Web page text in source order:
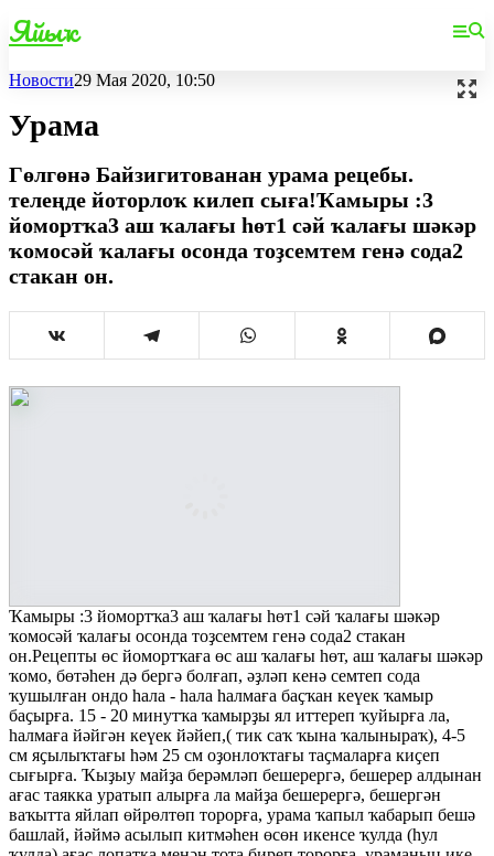
Яйыҡ
Новости29 Мая 2020, 10:50
Урама
Гөлгөнә Байзигитованан урама рецебы.
телеңде йоторлоҡ килеп сыға!Ҡамыры :3
йомортҡа3 аш ҡалағы һөт1 сәй ҡалағы шәкәр
ҡомосәй ҡалағы осонда тоҙсемтем генә сода2
стакан он.
Ҡамыры :3 йомортҡа3 аш ҡалағы һөт1 сәй ҡалағы шәкәр
ҡомосәй ҡалағы осонда тоҙсемтем генә сода2 стакан
он.Рецепты өс йомортҡаға өс аш ҡалағы һөт, аш ҡалағы шәкәр
ҡомо, бөтәһен дә бергә болғап, әҙләп кенә семтеп сода
ҡушылған ондо һала - һала һалмаға баҫҡан кеүек ҡамыр
баҫырға. 15 - 20 минутҡа ҡамырҙы ял иттереп ҡуйырға ла,
һалмаға йәйгән кеүек йәйеп,( тик саҡ ҡына ҡалыныраҡ), 4-5
см яҫылыҡтағы һәм 25 см оҙонлоҡтағы таҫмаларға киҫеп
сығырға. Ҡыҙыу майҙа берәмләп бешерергә, бешерер алдынан
ағас таякка уратып алырға ла майҙа бешерергә, бешергән
ваҡытта яйлап өйрөлтөп торорға, урама ҡапыл ҡабарып бешә
башлай, йәймә асылып китмәһен өсөн икенсе ҡулда (һул